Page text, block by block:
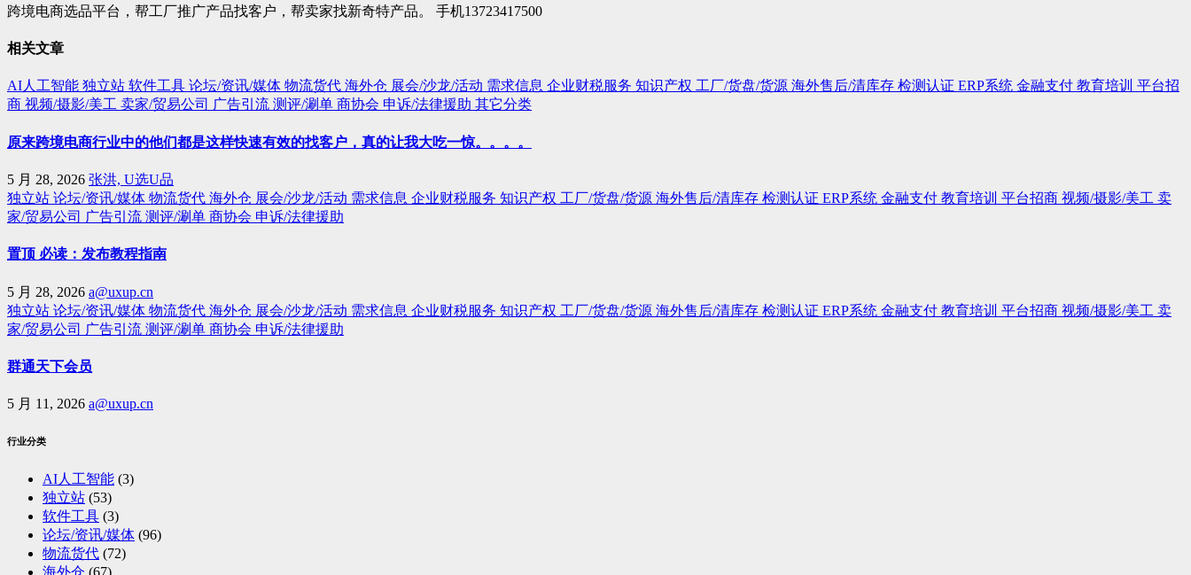
跨境电商选品平台，帮工厂推广产品找客户，帮卖家找新奇特产品。 手机13723417500
相关文章
AI人工智能 独立站 软件工具 论坛/资讯/媒体 物流货代 海外仓 展会/沙龙/活动 需求信息 企业财税服务 知识产权 工厂/货盘/货源 海外售后/清库存 检测认证 ERP系统 金融支付 教育培训 平台招
商 视频/摄影/美工 卖家/贸易公司 广告引流 测评/涮单 商协会 申诉/法律援助 其它分类
原来跨境电商行业中的他们都是这样快速有效的找客户，真的让我大吃一惊。。。。
5 月 28, 2026 张洪, U选U品
独立站 论坛/资讯/媒体 物流货代 海外仓 展会/沙龙/活动 需求信息 企业财税服务 知识产权 工厂/货盘/货源 海外售后/清库存 检测认证 ERP系统 金融支付 教育培训 平台招商 视频/摄影/美工 卖
家/贸易公司 广告引流 测评/涮单 商协会 申诉/法律援助
置顶 必读：发布教程指南
5 月 28, 2026 a@uxup.cn
独立站 论坛/资讯/媒体 物流货代 海外仓 展会/沙龙/活动 需求信息 企业财税服务 知识产权 工厂/货盘/货源 海外售后/清库存 检测认证 ERP系统 金融支付 教育培训 平台招商 视频/摄影/美工 卖
家/贸易公司 广告引流 测评/涮单 商协会 申诉/法律援助
群通天下会员
5 月 11, 2026 a@uxup.cn
行业分类
AI人工智能 (3)
独立站 (53)
软件工具 (3)
论坛/资讯/媒体 (96)
物流货代 (72)
海外仓 (67)